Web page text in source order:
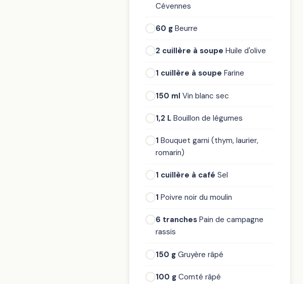
Cévennes
60 g Beurre
2 cuillère à soupe Huile d'olive
1 cuillère à soupe Farine
150 ml Vin blanc sec
1,2 L Bouillon de légumes
1 Bouquet garni (thym, laurier,
romarin)
1 cuillère à café Sel
1 Poivre noir du moulin
6 tranches Pain de campagne
rassis
150 g Gruyère râpé
100 g Comté râpé